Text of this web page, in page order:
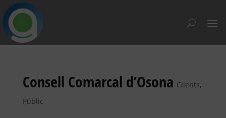
Consell Comarcal d’Osona Clients,
Públic